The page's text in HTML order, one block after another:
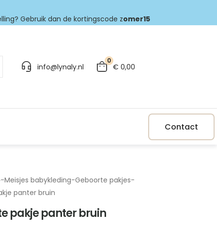
Gebruik dan de kortingscode zomer15
info@lynaly.nl
0
€ 0,00
Contact
-Meisjes babykleding-Geboorte pakjes-
panter bruin
pakje panter bruin